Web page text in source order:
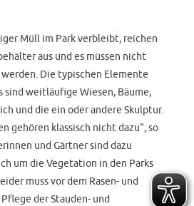
Müll im Park verbleibt, reichen
aus und es müssen nicht
Die typischen Elemente
sind weitläufige Wiesen, Bäume,
und die ein oder andere Skulptur.
gehören klassisch nicht dazu“, so
und Gärtner sind dazu
um die Vegetation in den Parks
muss vor dem Rasen- und
der Stauden- und